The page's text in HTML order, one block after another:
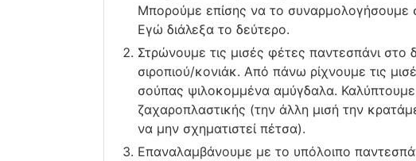
Μπορούμε επίσης να το συναρμολογήσουμε
Εγώ διάλεξα το δεύτερο.
Στρώνουμε τις μισές φέτες παντεσπάνι στο
σιροπιού/κονιάκ. Από πάνω ρίχνουμε τις
σούπας ψιλοκομμένα αμύγδαλα.
ζαχαροπλαστικής (την άλλη μισή την
να μην σχηματιστεί πέτσα).
Επαναλαμβάνουμε με το υπόλοιπο